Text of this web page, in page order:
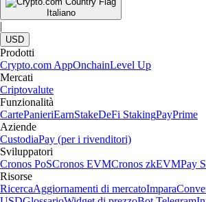
Italiano
|
USD
Prodotti
Crypto.com AppOnchainLevel Up
Mercati
Criptovalute
Funzionalità
CartePanieriEarnStakeDeFi StakingPayPrime
Aziende
CustodiaPay (per i rivenditori)
Sviluppatori
Cronos PoSCronos EVMCronos zkEVMPay
Risorse
RicercaAggiornamenti di mercatoImpara